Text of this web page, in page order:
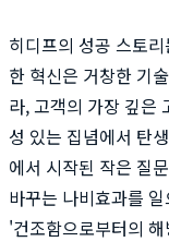
히디프의 성공 스토
한 혁신은 거창한 기
라, 고객의 가장 깊은
성 있는 집념에서 탄
에서 시작된 작은 질
바꾸는 나비효과를
'건조함으로부터의